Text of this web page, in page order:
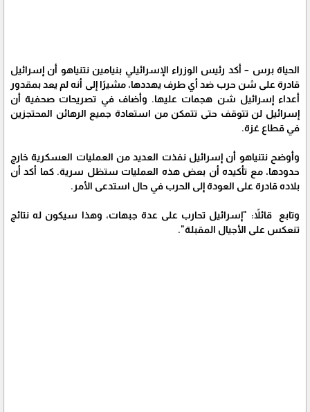
الحياة برس – أكد رئيس الوزراء الإسرائيلي بنيامين نتنياهو أن إسرائيل
قادرة على شن حرب ضد أي طرف يهددها، مشيرًا إلى أنه لم يعد بمقدور
أعداء إسرائيل شن هجمات عليها. وأضاف في تصريحات صحفية أن
إسرائيل لن تتوقف حتى تتمكن من استعادة جميع الرهائن المحتجزين
في قطاع غزة.
وأوضح نتنياهو أن إسرائيل نفذت العديد من العمليات العسكرية خارج
حدودها، مع تأكيده أن بعض هذه العمليات ستظل سرية. كما أكد أن
بلاده قادرة على العودة إلى الحرب في حال استدعى الأمر.
وتابع قائلاً: "إسرائيل تحارب على عدة جبهات، وهذا سيكون له نتائج
تنعكس على الأجيال المقبلة".